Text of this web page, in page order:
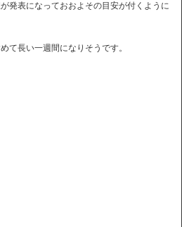
発表になっておおよその目安が付くように
て長い一週間になりそうです。